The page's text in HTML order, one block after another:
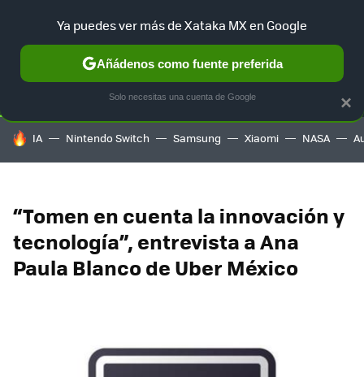
SELECCIÓN GAMING HOME AUTO TERRITORIO
HOY SE HABLA DE
IA Nintendo Switch Samsung Xiaomi NASA
“Tomen en cuenta la innovación y
tecnología”, entrevista a Ana
Paula Blanco de Uber México
×
Ya puedes ver más de Xataka MX en Google
Añádenos como fuente preferida
Solo necesitas una cuenta de Google